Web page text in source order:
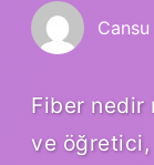
Cansu
Fiber nedir
ve öğretici,